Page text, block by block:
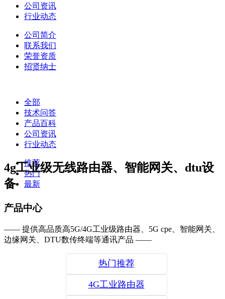
公司资讯
行业动态
公司简介
联系我们
荣誉资质
招贤纳士
全部
技术问答
产品百科
公司资讯
行业动态
推荐
热门
最新
4g工业级无线路由器、智能网关、dtu设
备
产品中心
—— 提供高品质高5G/4G工业级路由器、5G cpe、智能网关、
边缘网关、DTU数传终端等通讯产品 ——
热门推荐
4G工业路由器